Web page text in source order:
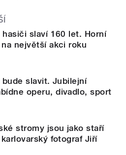
hasiči slaví 160 let. Horní
největší akci roku
bude slavit. Jubilejní
operu, divadlo, sport
stromy jsou jako staří
fotograf Jiří